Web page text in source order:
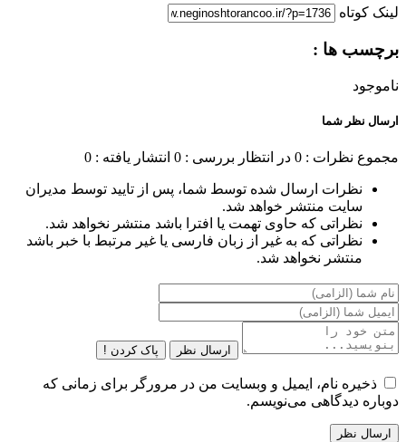
لینک کوتاه
برچسب ها :
ناموجود
ارسال نظر شما
مجموع نظرات : 0 در انتظار بررسی : 0 انتشار یافته : 0
نظرات ارسال شده توسط شما، پس از تایید توسط مدیران
سایت منتشر خواهد شد.
نظراتی که حاوی تهمت یا افترا باشد منتشر نخواهد شد.
نظراتی که به غیر از زبان فارسی یا غیر مرتبط با خبر باشد
منتشر نخواهد شد.
ارسال نظر پاک کردن !
ذخیره نام، ایمیل و وبسایت من در مرورگر برای زمانی که
دوباره دیدگاهی می‌نویسم.